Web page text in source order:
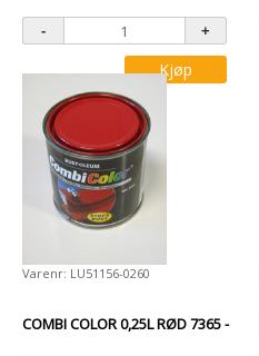
Kjøp
Varenr: LU51156-0260
COMBI COLOR 0,25L RØD 7365 -